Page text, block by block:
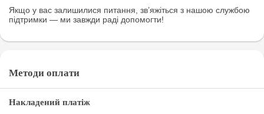
Якщо у вас залишилися питання, зв’яжіться з нашою службою
підтримки — ми завжди раді допомогти!
Методи оплати
Накладений платіж